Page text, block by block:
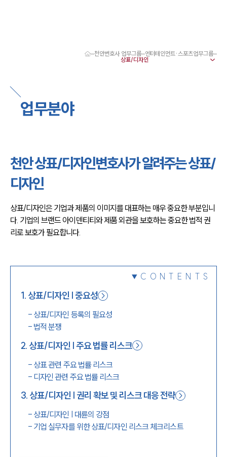
천안형사전문변호사
천안이혼전문변호사
천안학교폭력변호사
천안 분사무소 오시는 길
천안변호사상담 상담접수
채용정보
천안변호사 업무그룹 엔터테인먼트·스포츠업무그룹
업무분야
천안 상표/디자인변호사가 알려주는 상표/
디자인
상표/디자인은 기업과 제품의 이미지를 대표하는 매우 중요한 부분입니
다. 기업의 브랜드 아이덴티티와 제품 외관을 보호하는 중요한 법적 권
리로 보호가 필요합니다.
CONTENTS
1. 상표/디자인 | 중요성
- 상표/디자인 등록의 필요성
- 법적 분쟁
2. 상표/디자인 | 주요 법률 리스크
- 상표 관련 주요 법률 리스크
- 디자인 관련 주요 법률 리스크
3. 상표/디자인 | 권리 확보 및 리스크 대응 전략
- 상표/디자인 | 대륜의 강점
- 기업 실무자를 위한 상표/디자인 리스크 체크리스트